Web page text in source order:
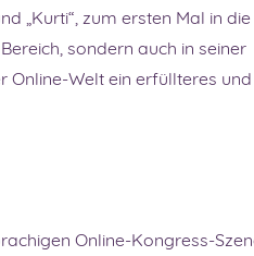
„Kurti“, zum ersten Mal in die
sondern auch in seiner
Online-Welt ein erfüllteres und
Online-Kongress-